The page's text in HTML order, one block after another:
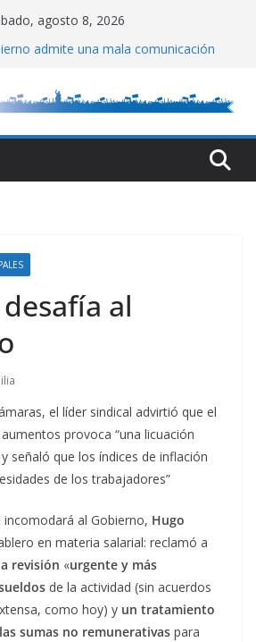
agosto 8, 2026
admite una mala comunicación
en CABA
al
el líder sindical advirtió que el
provoca “una licuación
señaló que los índices de inflación
de los trabajadores”
incomodará al Gobierno, Hugo
en materia salarial: reclamó a
revisión «urgente y más
de la actividad (sin acuerdos
como hoy) y un tratamiento
sumas no remunerativas para